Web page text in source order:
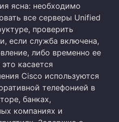
ясна: необходимо
все серверы Unified
проверить
если служба включена,
либо временно ее
касается
Cisco используются
телефонией в
банках,
компаниях и